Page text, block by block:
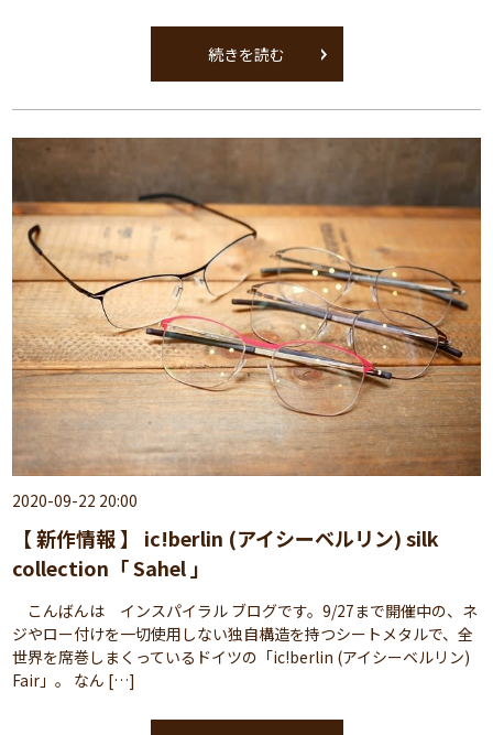
続きを読む
2020-09-22 20:00
【 新作情報 】 ic!berlin (アイシーベルリン) silk
collection「 Sahel 」
こんばんは インスパイラル ブログです。9/27まで開催中の、ネ
ジやロー付けを一切使用しない独自構造を持つシートメタルで、全
世界を席巻しまくっているドイツの「ic!berlin (アイシーベルリン)
Fair」。 なん […]